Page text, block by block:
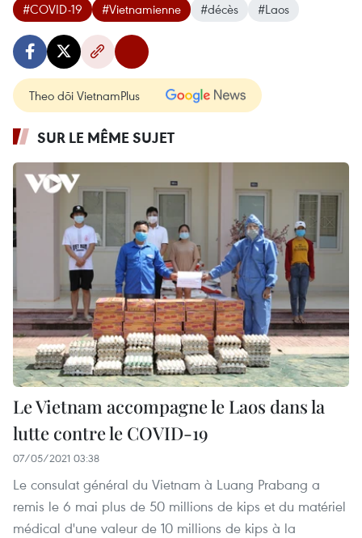
#COVID-19 #Vietnamienne #décès #Laos
Theo dõi VietnamPlus
SUR LE MÊME SUJET
Le Vietnam accompagne le Laos dans la
lutte contre le COVID-19
07/05/2021 03:38
Le consulat général du Vietnam à Luang Prabang a
remis le 6 mai plus de 50 millions de kips et du matériel
médical d'une valeur de 10 millions de kips à la